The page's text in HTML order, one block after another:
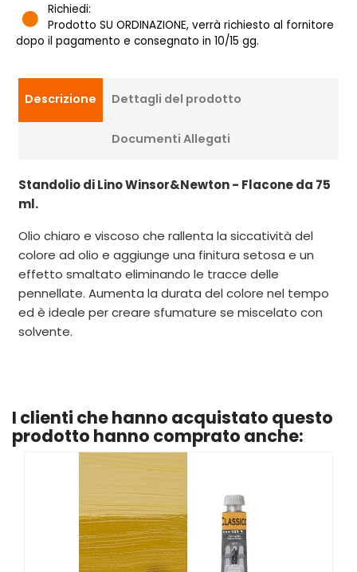
Richiedi:
Prodotto SU ORDINAZIONE, verrà richiesto al fornitore
dopo il pagamento e consegnato in 10/15 gg.
Descrizione Dettagli del prodotto
Documenti Allegati
Standolio di Lino Winsor&Newton - Flacone da 75
ml.
Olio chiaro e viscoso che rallenta la siccatività del
colore ad olio e aggiunge una finitura setosa e un
effetto smaltato eliminando le tracce delle
pennellate. Aumenta la durata del colore nel tempo
ed è ideale per creare sfumature se miscelato con
solvente.
I clienti che hanno acquistato questo
prodotto hanno comprato anche: